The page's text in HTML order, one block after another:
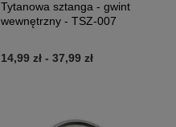
Tytanowa sztanga - gwint
wewnętrzny - TSZ-007
14,99 zł - 37,99 zł